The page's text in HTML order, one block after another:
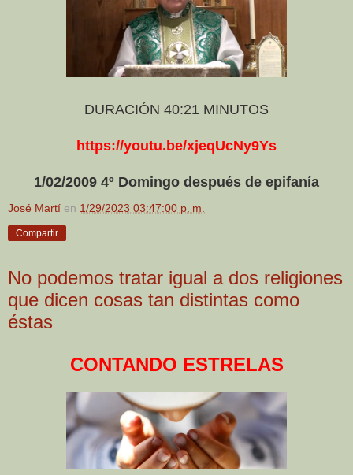
DURACIÓN 40:21 MINUTOS
https://youtu.be/xjeqUcNy9Ys
1/02/2009 4º Domingo después de epifanía
José Martí en 1/29/2023 03:47:00 p. m.
Compartir
No podemos tratar igual a dos religiones
que dicen cosas tan distintas como
éstas
CONTANDO ESTRELAS